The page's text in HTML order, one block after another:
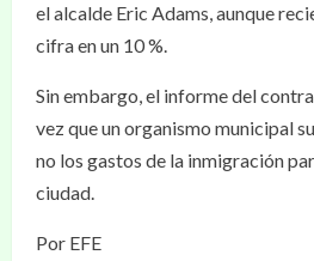
el alcalde Eric Adams, aunque
cifra en un 10 %.
Sin embargo, el informe del
vez que un organismo municipal
no los gastos de la inmigración
ciudad.
Por EFE